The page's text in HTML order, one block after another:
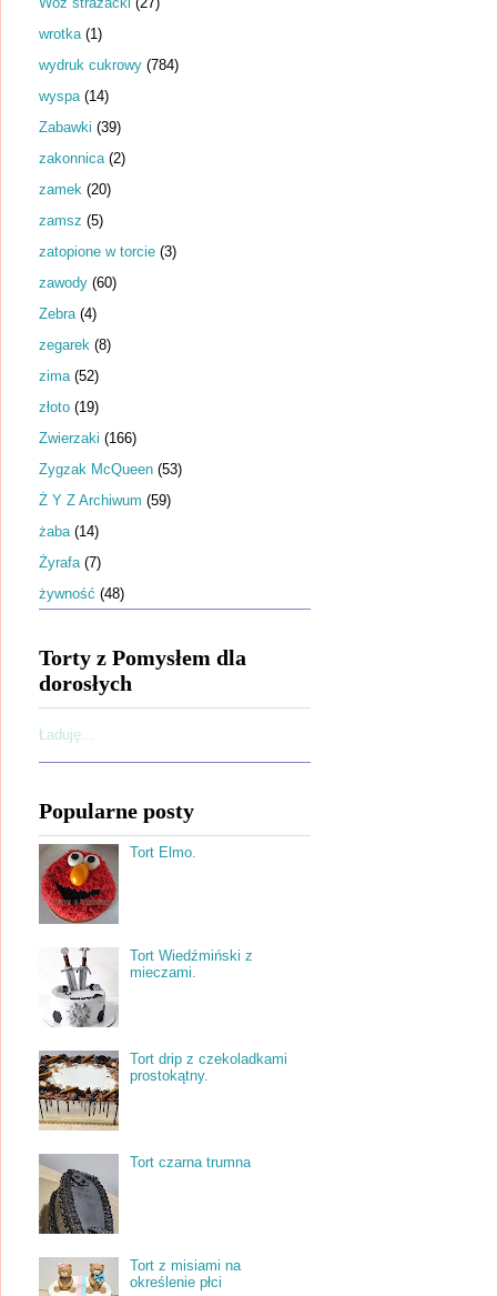
wrotka (1)
wydruk cukrowy (784)
wyspa (14)
Zabawki (39)
zakonnica (2)
zamek (20)
zamsz (5)
zatopione w torcie (3)
zawody (60)
Zebra (4)
zegarek (8)
zima (52)
złoto (19)
Zwierzaki (166)
Zygzak McQueen (53)
Ż Y Z Archiwum (59)
żaba (14)
Żyrafa (7)
żywność (48)
Torty z Pomysłem dla
dorosłych
Ładuję...
Popularne posty
Tort Elmo.
Tort Wiedźmiński z
mieczami.
Tort drip z czekoladkami
prostokątny.
Tort czarna trumna
Tort z misiami na
określenie płci